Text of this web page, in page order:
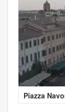
Piazza